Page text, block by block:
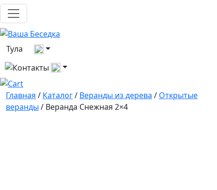
Тула
Выберите город
Все контакты
Главная / Каталог/ Веранды из дерева / Открытые
веранды / Веранда Снежная 2×4